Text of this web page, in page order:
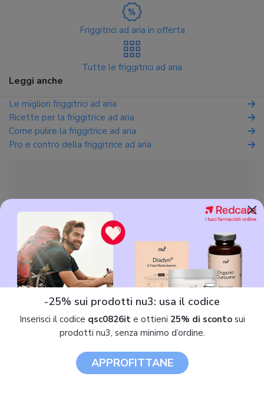
Friggitrici ad aria in offerta
Tutte le friggitrici ad aria
Leggi anche
Le migliori friggitrici ad aria
Ricette per la friggitrice ad aria
Come pulire la friggitrice ad aria
Pro e contro della friggitrice ad aria
Friggitrici ad aria: gli ultimi prodotti recensiti
×
-25% sui prodotti nu3: usa il codice
Inserisci il codice qsc0826ite ottieni 25% di scontosui
prodotti nu3, senza minimo d’ordine.
APPROFITTANE